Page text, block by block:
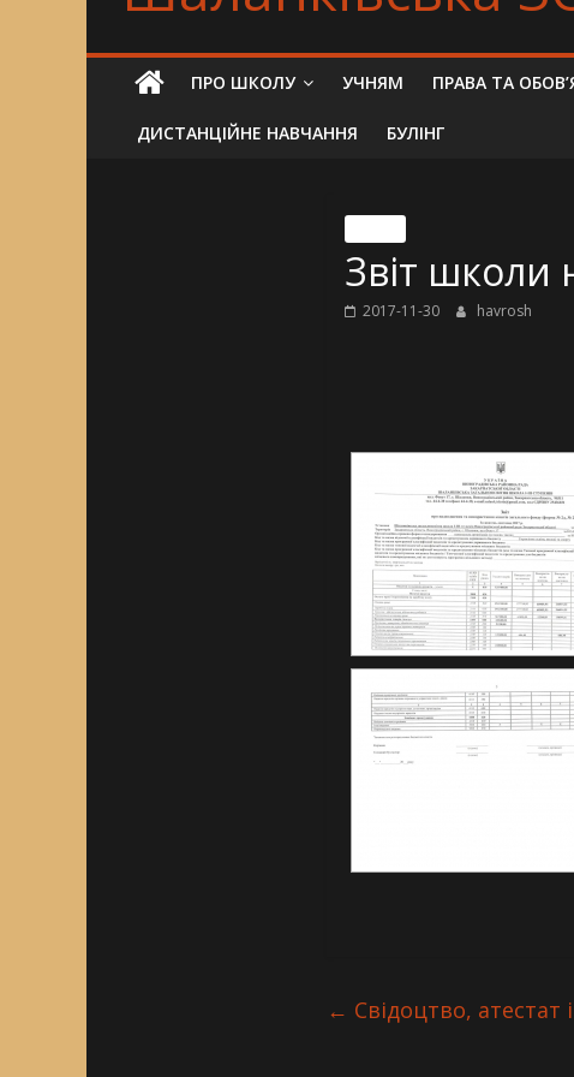
ПРО ШКОЛУ УЧНЯМ ПРАВА ТА
ДИСТАНЦІЙНЕ НАВЧАННЯ БУЛІНГ
Звіт школи
2017-11-30 havrosh
← Свідоцтво, атестат